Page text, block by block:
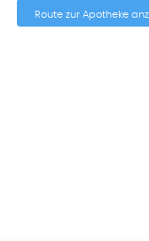
Route zur Apotheke